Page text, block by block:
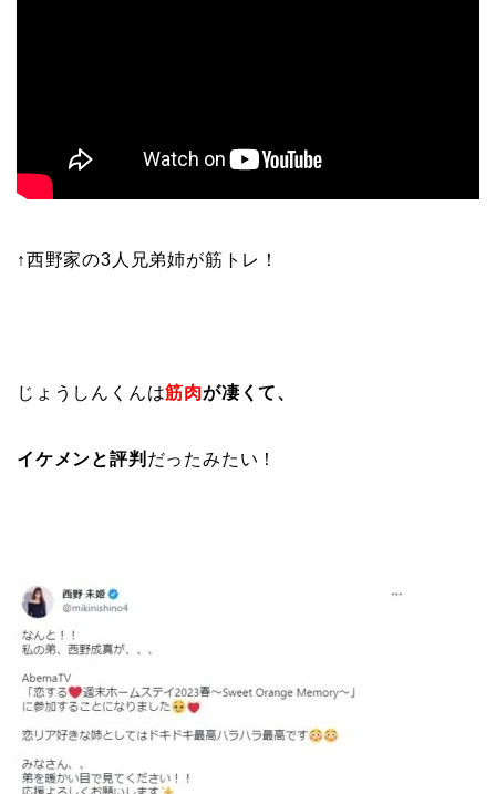
↑西野家の3人兄弟姉が筋トレ！
じょうしんくんは筋肉が凄くて、
イケメンと評判 だったみたい！